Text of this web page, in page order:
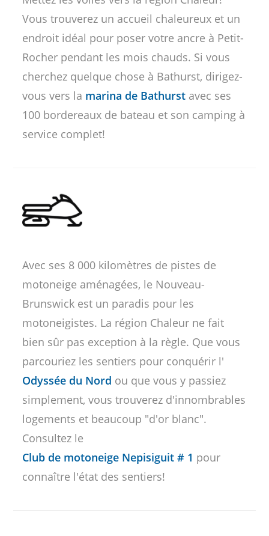
Vous trouverez un accueil chaleureux et un
endroit idéal pour poser votre ancre à Petit-
Rocher pendant les mois chauds. Si vous
cherchez quelque chose à Bathurst, dirigez-
vous vers la marina de Bathurst avec ses
100 bordereaux de bateau et son camping à
service complet!
Avec ses 8 000 kilomètres de pistes de
motoneige aménagées, le Nouveau-
Brunswick est un paradis pour les
motoneigistes. La région Chaleur ne fait
bien sûr pas exception à la règle. Que vous
parcouriez les sentiers pour conquérir l'
Odyssée du Nord ou que vous y passiez
simplement, vous trouverez d'innombrables
logements et beaucoup "d'or blanc".
Consultez le
Club de motoneige Nepisiguit # 1 pour
connaître l'état des sentiers!